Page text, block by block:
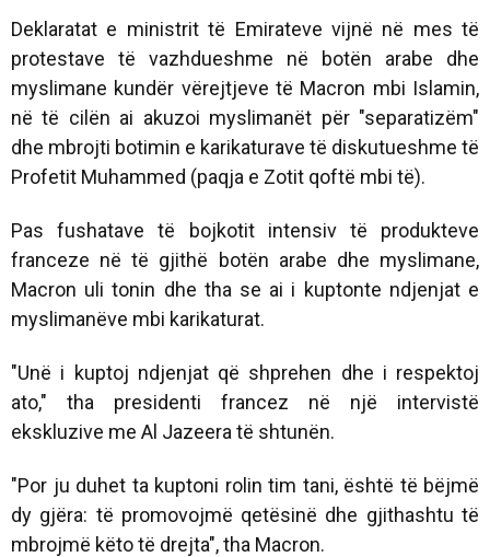
Deklaratat e ministrit të Emirateve vijnë në mes të
protestave të vazhdueshme në botën arabe dhe
myslimane kundër vërejtjeve të Macron mbi Islamin,
në të cilën ai akuzoi myslimanët për "separatizëm"
dhe mbrojti botimin e karikaturave të diskutueshme të
Profetit Muhammed (paqja e Zotit qoftë mbi të).
Pas fushatave të bojkotit intensiv të produkteve
franceze në të gjithë botën arabe dhe myslimane,
Macron uli tonin dhe tha se ai i kuptonte ndjenjat e
myslimanëve mbi karikaturat.
"Unë i kuptoj ndjenjat që shprehen dhe i respektoj
ato," tha presidenti francez në një intervistë
ekskluzive me Al Jazeera të shtunën.
"Por ju duhet ta kuptoni rolin tim tani, është të bëjmë
dy gjëra: të promovojmë qetësinë dhe gjithashtu të
mbrojmë këto të drejta", tha Macron.